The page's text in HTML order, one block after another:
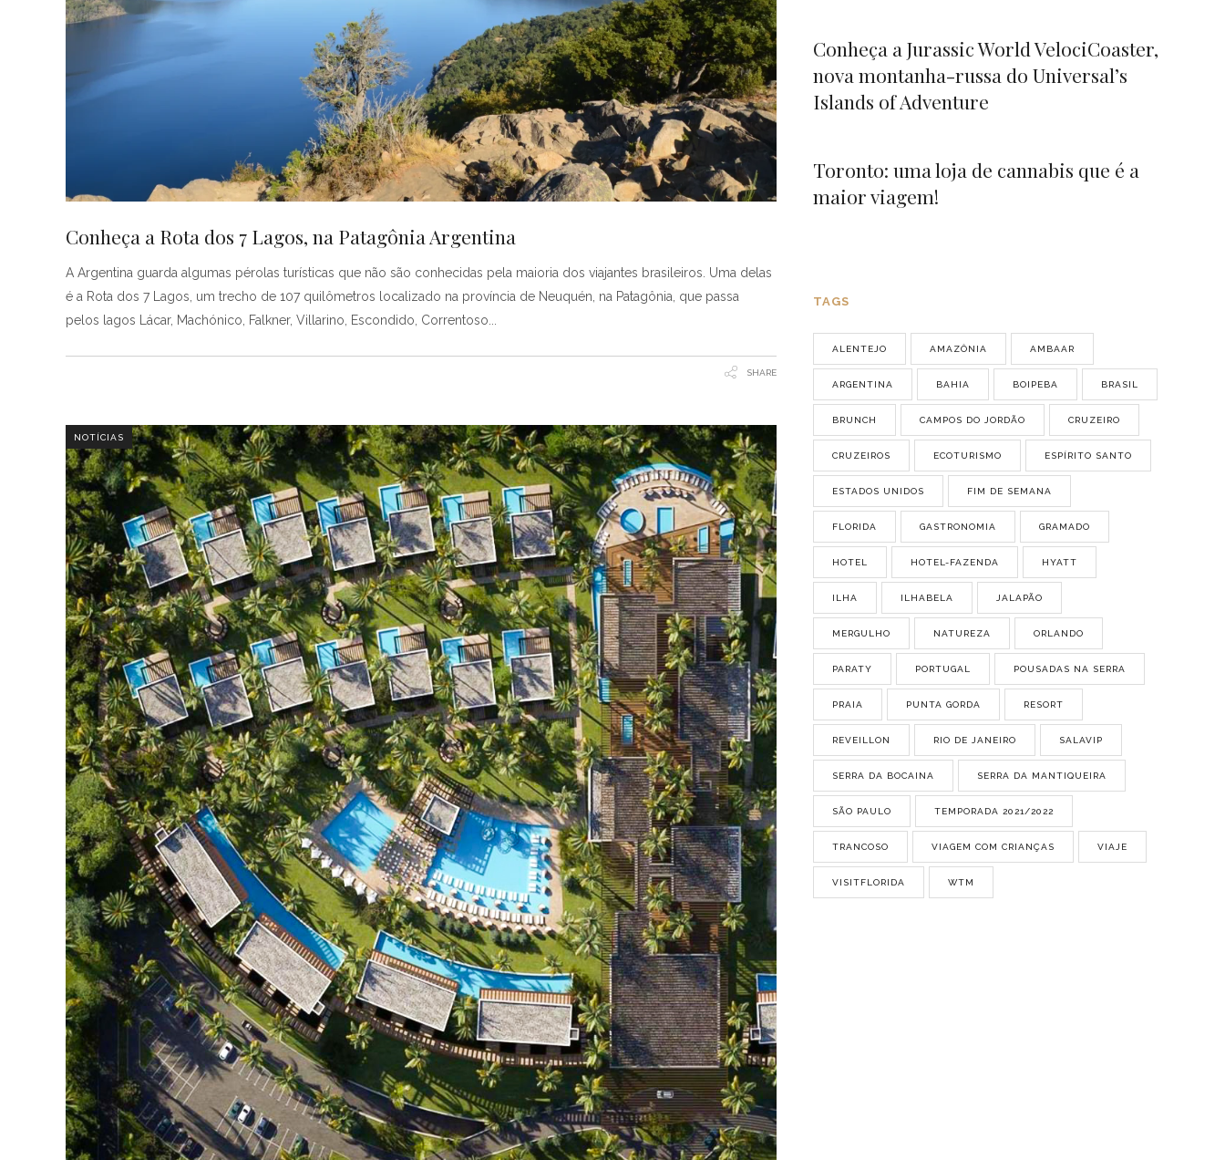
Conheça a Rota dos 7 Lagos, na Patagônia Argentina
A Argentina guarda algumas pérolas turísticas que não são conhecidas pela maioria dos viajantes brasileiros. Uma delas
é a Rota dos 7 Lagos, um trecho de 107 quilômetros localizado na província de Neuquén, na Patagônia, que passa
pelos lagos Lácar, Machónico, Falkner, Villarino, Escondido, Correntoso
SHARE
NOTÍCIAS
Conheça a Jurassic World VelociCoaster,
nova montanha-russa do Universal’s
Islands of Adventure
Toronto: uma loja de cannabis que é a
maior viagem!
TAGS
ALENTEJO AMAZÔNIA AMBAAR
ARGENTINA BAHIA BOIPEBA BRASIL
BRUNCH CAMPOS DO JORDÃO CRUZEIRO
CRUZEIROS ECOTURISMO ESPÍRITO SANTO
ESTADOS UNIDOS FIM DE SEMANA
FLORIDA GASTRONOMIA GRAMADO
HOTEL HOTEL-FAZENDA HYATT
ILHA ILHABELA JALAPÃO
MERGULHO NATUREZA ORLANDO
PARATY PORTUGAL POUSADAS NA SERRA
PRAIA PUNTA GORDA RESORT
REVEILLON RIO DE JANEIRO SALAVIP
SERRA DA BOCAINA SERRA DA MANTIQUEIRA
SÃO PAULO TEMPORADA 2021/2022
TRANCOSO VIAGEM COM CRIANÇAS VIAJE
VISITFLORIDA WTM